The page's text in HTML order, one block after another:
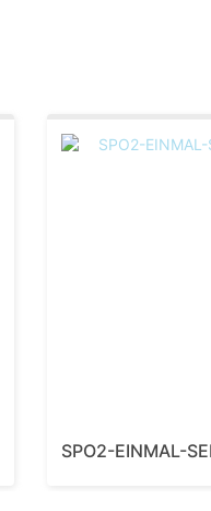
SPO2-EINMAL-